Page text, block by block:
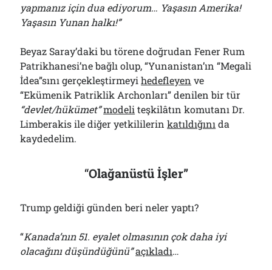
yapmanız için dua ediyorum… Yaşasın Amerika!
Yaşasın Yunan halkı!”
Beyaz Saray’daki bu törene doğrudan Fener Rum
Patrikhanesi’ne bağlı olup, “Yunanistan’ın “Megali
İdea”sını gerçekleştirmeyihedefleyen ve
“Ekümenik Patriklik Archonları” denilen bir tür
“devlet/hükümet”modeli teşkilâtın komutanı Dr.
Limberakis ile diğer yetkililerinkatıldığını da
kaydedelim.
“Olağanüstü İşler”
Trump geldiği günden beri neler yaptı?
“Kanada’nın 51. eyalet olmasının çok daha iyi
olacağını düşündüğünü”açıkladı…